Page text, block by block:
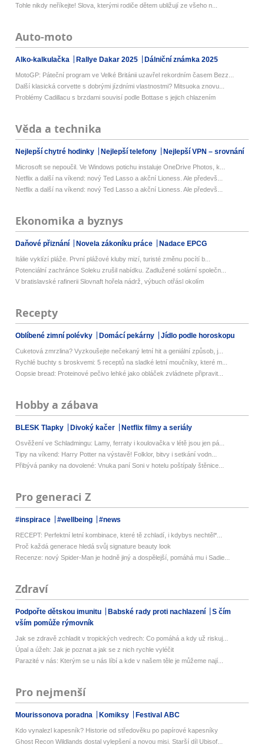
Tohle nikdy neříkejte! Slova, kterými rodiče dětem ubližují ze všeho n...
Auto-moto
Alko-kalkulačka Rallye Dakar 2025 Dálniční známka 2025
MotoGP: Páteční program ve Velké Británii uzavřel rekordním časem Bezz...
Další klasická corvette s dobrými jízdními vlastnostmi? Mitsuoka znovu...
Problémy Cadillacu s brzdami souvisí podle Bottase s jejich chlazením
Věda a technika
Nejlepší chytré hodinky Nejlepší telefony Nejlepší VPN – srovnání
Microsoft se nepoučil. Ve Windows potichu instaluje OneDrive Photos, k...
Netflix a další na víkend: nový Ted Lasso a akční Lioness. Ale předevš...
Netflix a další na víkend: nový Ted Lasso a akční Lioness. Ale předevš...
Ekonomika a byznys
Daňové přiznání Novela zákoníku práce Nadace EPCG
Itálie vyklízí pláže. První plážové kluby mizí, turisté změnu pocítí b...
Potenciální zachránce Soleku zrušil nabídku. Zadlužené solární společn...
V bratislavské rafinerii Slovnaft hořela nádrž, výbuch otřásl okolím
Recepty
Oblíbené zimní polévky Domácí pekárny Jídlo podle horoskopu
Cuketová zmrzlina? Vyzkoušejte nečekaný letní hit a geniální způsob, j...
Rychlé buchty s broskvemi: 5 receptů na sladké letní moučníky, které m...
Oopsie bread: Proteinové pečivo lehké jako obláček zvládnete připravit...
Hobby a zábava
BLESK Tlapky Divoký kačer Netflix filmy a seriály
Osvěžení ve Schladmingu: Lamy, ferraty i koulovačka v létě jsou jen pá...
Tipy na víkend: Harry Potter na výstavě! Folklor, bitvy i setkání vodn...
Přibývá paniky na dovolené: Vnuka paní Soni v hotelu poštípaly štěnice...
Pro generaci Z
#inspirace #wellbeing #news
RECEPT: Perfektní letní kombinace, které tě zchladí, i kdybys nechtěl*...
Proč každá generace hledá svůj signature beauty look
Recenze: nový Spider-Man je hodně jiný a dospělejší, pomáhá mu i Sadie...
Zdraví
Podpořte dětskou imunitu Babské rady proti nachlazení
S čím
vším pomůže rýmovník
Jak se zdravě zchladit v tropických vedrech: Co pomáhá a kdy už riskuj...
Úpal a úžeh: Jak je poznat a jak se z nich rychle vyléčit
Parazité v nás: Kterým se u nás líbí a kde v našem těle je můžeme nají...
Pro nejmenší
Mourissonova poradna Komiksy Festival ABC
Kdo vynalezl kapesník? Historie od středověku po papírové kapesníky
Ghost Recon Wildlands dostal vylepšení a novou misi. Starší díl Ubisof...